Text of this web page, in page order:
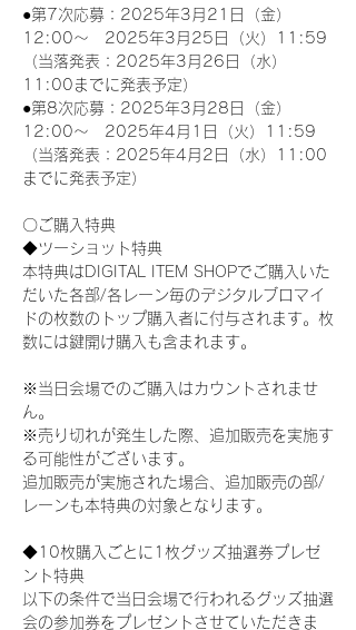
●第7次応募：2025年3月21日（金）
12:00～　2025年3月25日（火）11:59
（当落発表：2025年3月26日（水）
11:00までに発表予定）
●第8次応募：2025年3月28日（金）
12:00～　2025年4月1日（火）11:59
（当落発表：2025年4月2日（水）11:00
までに発表予定）
〇ご購入特典
◆ツーショット特典
本特典はDIGITAL ITEM SHOPでご購入いた
だいた各部/各レーン毎のデジタルブロマイ
ドの枚数のトップ購入者に付与されます。枚
数には鍵開け購入も含まれます。
※当日会場でのご購入はカウントされませ
ん。
※売り切れが発生した際、追加販売を実施す
る可能性がございます。
追加販売が実施された場合、追加販売の部/
レーンも本特典の対象となります。
◆10枚購入ごとに1枚グッズ抽選券プレゼ
ント特典
以下の条件で当日会場で行われるグッズ抽選
会の参加券をプレゼントさせていただきま